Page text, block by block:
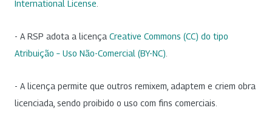
International License.
- A RSP adota a licença Creative Commons (CC) do tipo
Atribuição – Uso Não-Comercial (BY-NC)
- A licença permite que outros remixem, adaptem e criem obra
licenciada, sendo proibido o uso com fins comerciais.